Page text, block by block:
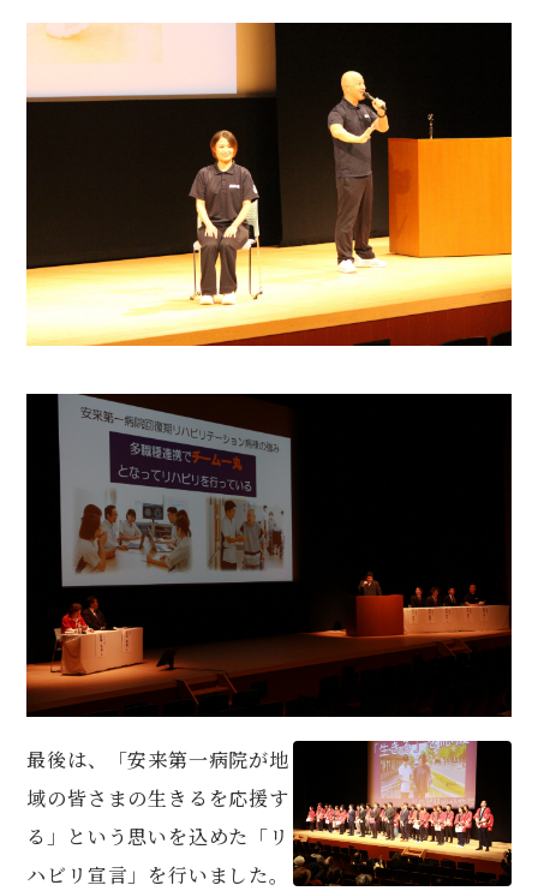
最後は、「安来第一病院が地
域の皆さまの生きるを応援す
る」という思いを込めた「リ
ハビリ宣言」を行いました。